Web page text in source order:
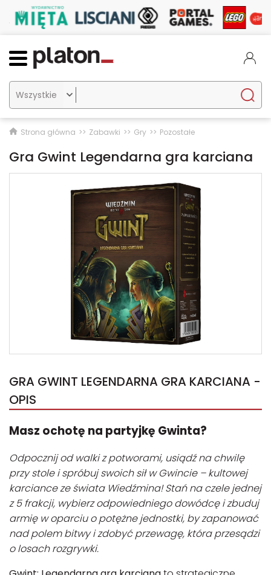

Strona główna Zabawki Gry Pozostałe
Gra Gwint Legendarna gra karciana
GRA GWINT LEGENDARNA GRA KARCIANA -
OPIS
Masz ochotę na partyjkę Gwinta?
Odpocznij od walki z potworami, usiądź na chwilę
przy stole i spróbuj swoich sił w Gwincie – kultowej
karciance ze świata Wiedźmina! Stań na czele jednej
z 5 frakcji, wybierz odpowiedniego dowódcę i zbuduj
armię w oparciu o potężne jednostki, by zapanować
nad polem bitwy i zdobyć przewagę, która przesądzi
o losach rozgrywki.